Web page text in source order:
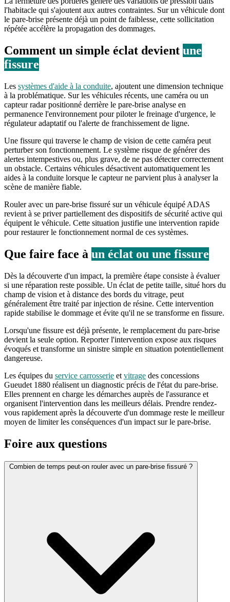
l'habitacle qui s'ajoutent aux autres contraintes. Sur un véhicule dont
le pare-brise présente déjà un point de faiblesse, cette sollicitation
répétée accélère la propagation des dommages.
Comment un simple éclat devient une
fissure
Les systèmes d'aide à la conduite, ajoutent une dimension technique
à la problématique. Sur les véhicules récents, une caméra ou un
capteur radar positionné derrière le pare-brise analyse en
permanence l'environnement pour piloter le freinage d'urgence, le
régulateur adaptatif ou l'alerte de franchissement de ligne.
Une fissure qui traverse le champ de vision de cette caméra peut
perturber son fonctionnement. Le système risque de générer des
alertes intempestives ou, plus grave, de ne pas détecter correctement
un obstacle. Certains véhicules désactivent automatiquement les
aides à la conduite lorsque le capteur ne parvient plus à analyser la
scène de manière fiable.
Rouler avec un pare-brise fissuré sur un véhicule équipé ADAS
revient à se priver partiellement des dispositifs de sécurité active qui
équipent le véhicule. Cette situation justifie une intervention rapide
pour restaurer le fonctionnement normal de ces systèmes.
Que faire face à un éclat ou une fissure
Dès la découverte d'un impact, la première étape consiste à évaluer
si une réparation reste possible. Un éclat de petite taille, situé hors du
champ de vision et à distance des bords du vitrage, peut
généralement être traité par injection de résine. Cette intervention
rapide stabilise le dommage et évite qu'il ne se transforme en fissure.
Lorsqu'une fissure est déjà présente, le remplacement du pare-brise
devient la seule option. Reporter l'intervention expose aux risques
évoqués et transforme un sinistre simple en situation potentiellement
dangereuse.
Les équipes du service carrosserie et vitrage des concessions
Gueudet 1880 réalisent un diagnostic précis de l'état du pare-brise.
Elles prennent en charge les démarches auprès de l'assurance et
organisent l'intervention dans les meilleurs délais. Prendre rendez-
vous rapidement après la découverte d'un dommage reste le meilleur
moyen de limiter les conséquences d'un impact sur le pare-brise.
Foire aux questions
Combien de temps peut-on rouler avec un pare-brise fissuré ?